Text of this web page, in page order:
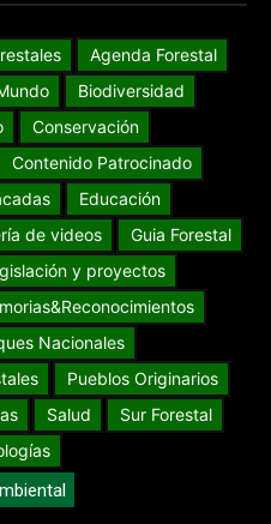
Agenda Forestal
Biodiversidad
Conservación
Contenido Patrocinado
Educación
de videos
Guia Forestal
y proyectos
Nacionales
Pueblos Originarios
Salud
Sur Forestal